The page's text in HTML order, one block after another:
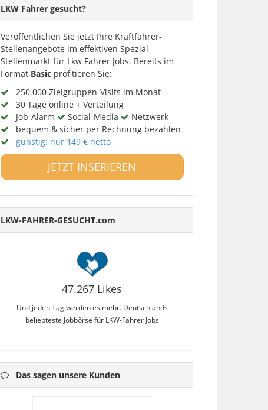
LKW Fahrer gesucht?
Veröffentlichen Sie jetzt Ihre Kraftfahrer-
Stellenangebote im effektiven Spezial-
Stellenmarkt für Lkw Fahrer Jobs. Bereits im
Format Basicprofitieren Sie:
250.000 Zielgruppen-Visits im Monat
30 Tage online + Verteilung
Job-Alarm
Social-Media
Netzwerk
bequem & sicher per Rechnung bezahlen
günstig: nur 149 € netto
JETZT INSERIEREN
LKW-FAHRER-GESUCHT.com
47.267 Likes
Und jeden Tag werden es mehr. Deutschlands
beliebteste Jobbörse für LKW-Fahrer Jobs
Das sagen unsere Kunden